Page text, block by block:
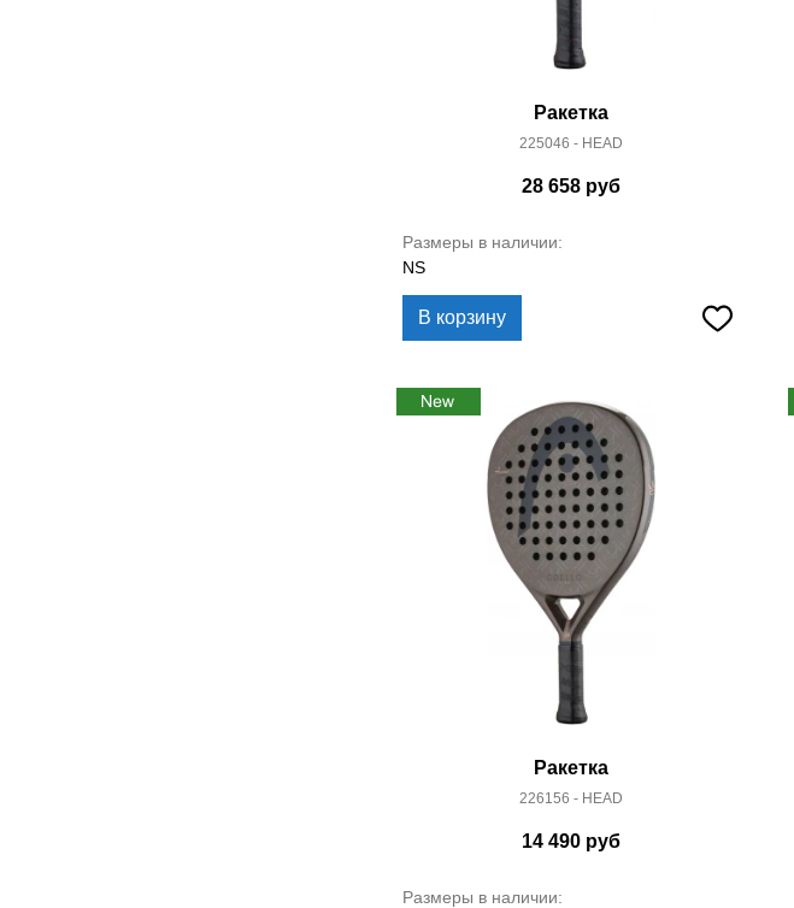
Ракетка
225046 - HEAD
28 658 руб
Размеры в наличии:
NS
В корзину
Ракетка
226156 - HEAD
14 490 руб
Размеры в наличии: